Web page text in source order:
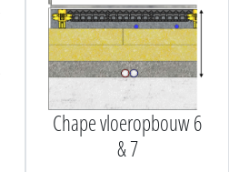
Chape vloeropbouw 6
& 7